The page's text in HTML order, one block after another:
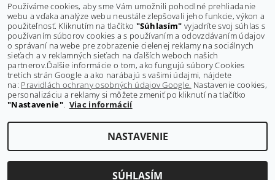
Len registrovaní používatelia môžu pridávať hodnotenie. Prosím
prihláste saalebo sazaregistrujte
Shoptet.sk
2026 ©GRAVITY-shop.sk, všetky práva vyhradenéUpraviť nastavenie cookies
Vytvoril Shoptet
Používáme cookies, aby sme Vám umožnili pohodlné prehliadanie
webu a vďaka analýze webu neustále zlepšovali jeho funkcie, výkon a
použiteľnosť. Kliknutím na tlačítko "Súhlasím" vyjadríte svoj súhlas s
používaním súborov cookies a s používaním a odovzdávaním údajov
o správaní na webe pre zobrazenie cielenej reklamy na sociálnych
sieťach a v reklamných sieťach na ďalších weboch našich
partnerov.Ďalšie informácie o tom, ako fungujú súbory Cookies
tretích strán Google a ako narábajú s vašimi údajmi, nájdete
na: Pravidlách ochrany osobných údajov Google. Nastavenie cookies,
personalizáciu a reklamy si môžete zmeniť po kliknutí na tlačítko
"Nastavenie". Viac informácií
NASTAVENIE
SÚHLASÍM